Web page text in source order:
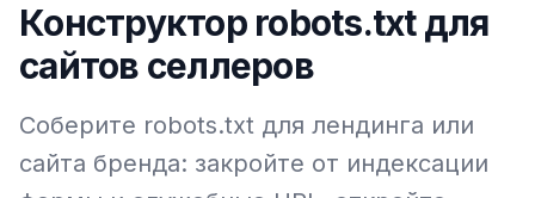
Конструктор robots.txt для
сайтов селлеров
Соберите robots.txt для лендинга или
сайта бренда: закройте от индексации